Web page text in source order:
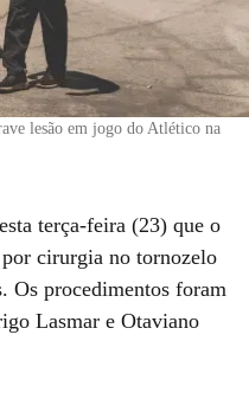
lesão em jogo do Atlético na
terça-feira (23) que o
cirurgia no tornozelo
Os procedimentos foram
Lasmar e Otaviano